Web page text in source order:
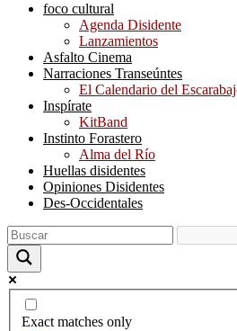
foco cultural
Agenda Disidente
Lanzamientos
Asfalto Cinema
Narraciones Transeúntes
El Calendario del
Inspírate
KitBand
Instinto Forastero
Alma del Río
Huellas disidentes
Opiniones Disidentes
Des-Occidentales
Exact matches only